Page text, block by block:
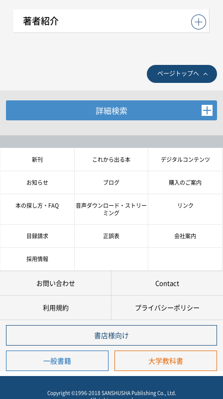
著者紹介
ページトップへ
詳細検索
情報を入力、選択後検索ボタンを押してください。
言 語
ジャンル
シリーズ レベル
発行年月 年 月 ～
年
月
978-4-384- -
新刊 これから出る本 デジタルコンテンツ
お知らせ ブログ 購入のご案内
本の探し方・FAQ
音声ダウンロード・ストリー
ミング
リンク
目録請求 正誤表 会社案内
採用情報
お問い合わせ Contact
利用規約 プライバシーポリシー
書店様向け
一般書籍 大学教科書
Copyright ©1996-2018 SANSHUSHA Publishing Co., Ltd.